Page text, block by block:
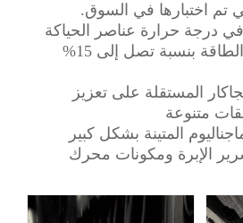
تم اختبارها في السوق.
درجة حرارة عناصر الحياكة
على تقليل استهلاك الطاقة بنسبة تصل إلى 15%
المستقلة على تعزيز
متنوعة
المتينة بشكل كبير
الإبرة ومكونات محرك